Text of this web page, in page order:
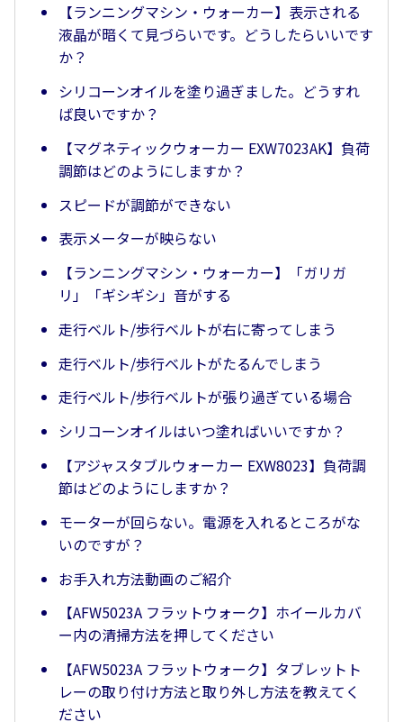
【ランニングマシン・ウォーカー】表示される
液晶が暗くて見づらいです。どうしたらいいです
か？
シリコーンオイルを塗り過ぎました。どうすれ
ば良いですか？
【マグネティックウォーカー EXW7023AK】負荷
調節はどのようにしますか？
スピードが調節ができない
表示メーターが映らない
【ランニングマシン・ウォーカー】「ガリガ
リ」「ギシギシ」音がする
走行ベルト/歩行ベルトが右に寄ってしまう
走行ベルト/歩行ベルトがたるんでしまう
走行ベルト/歩行ベルトが張り過ぎている場合
シリコーンオイルはいつ塗ればいいですか？
【アジャスタブルウォーカー EXW8023】負荷調
節はどのようにしますか？
モーターが回らない。電源を入れるところがな
いのですが？
お手入れ方法動画のご紹介
【AFW5023A フラットウォーク】ホイールカバ
ー内の清掃方法を押してください
【AFW5023A フラットウォーク】タブレットト
レーの取り付け方法と取り外し方法を教えてく
ださい